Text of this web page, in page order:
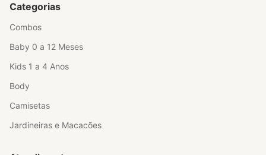
Categorias
Combos
Baby 0 a 12 Meses
Kids 1 a 4 Anos
Body
Camisetas
Jardineiras e Macacões